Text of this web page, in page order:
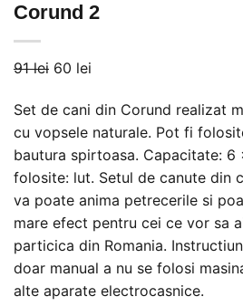
Corund 2
91lei Prețul
a
fost:
91 lei.
60 lei
este:
60 lei.
Set de cani din Corund realizat
cu vopsele naturale. Pot fi
bautura spirtoasa. Capacitate: 6
folosite: lut. Setul de canute din
va poate anima petrecerile si
mare efect pentru cei ce vor sa
particica din Romania.
doar manual a nu se folosi
alte aparate electrocasnice.